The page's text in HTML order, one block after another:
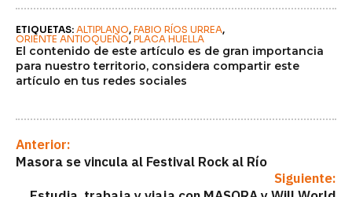
ETIQUETAS: ALTIPLANO FABIO RÍOS URREA
ORIENTE ANTIOQUEÑO PLACA HUELLA
El contenido de este artículo es de gran importancia
para nuestro territorio, considera compartir este
artículo en tus redes sociales
Anterior:
Masora se vincula al Festival Rock al Río
Siguiente: